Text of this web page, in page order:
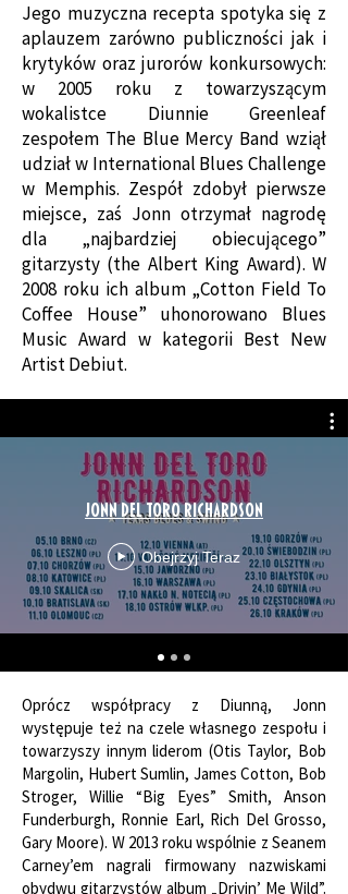
Jego muzyczna recepta spotyka się z
aplauzem zarówno publiczności jak i
krytyków oraz jurorów konkursowych:
w 2005 roku z towarzyszącym
wokalistce Diunnie Greenleaf
zespołem The Blue Mercy Band wziął
udział w International Blues Challenge
w Memphis. Zespół zdobył pierwsze
miejsce, zaś Jonn otrzymał nagrodę
dla „najbardziej obiecującego”
gitarzysty (the Albert King Award). W
2008 roku ich album „Cotton Field To
Coffee House” uhonorowano Blues
Music Award w kategorii Best New
Artist Debiut.
Jonn Del Toro Richardson
Obejrzyj Teraz
Oprócz współpracy z Diunną, Jonn
występuje też na czele własnego zespołu i
towarzyszy innym liderom (Otis Taylor, Bob
Margolin, Hubert Sumlin, James Cotton, Bob
Stroger, Willie “Big Eyes” Smith, Anson
Funderburgh, Ronnie Earl, Rich Del Grosso,
Gary Moore). W 2013 roku wspólnie z Seanem
Carney’em nagrali firmowany nazwiskami
obydwu gitarzystów album „Drivin’ Me Wild”.